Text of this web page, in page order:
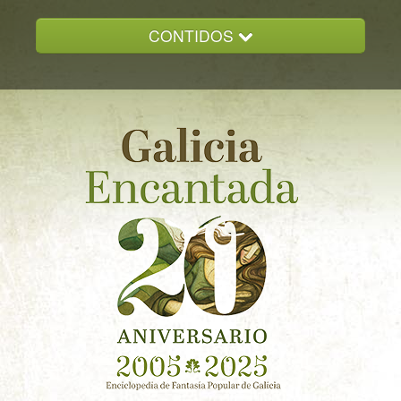
CONTIDOS
GALICIA ENCANTADA
DOCUMENTACION
NOVAS
CONTACTO